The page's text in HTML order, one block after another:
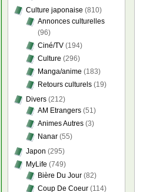
Culture japonaise (810)
Annonces culturelles
(96)
Ciné/TV (194)
Culture (296)
Manga/anime (183)
Retours culturels (19)
Divers (212)
AM Etrangers (51)
Animes Autres (3)
Nanar (55)
Japon (295)
MyLife (749)
Bière Du Jour (82)
Coup De Coeur (114)